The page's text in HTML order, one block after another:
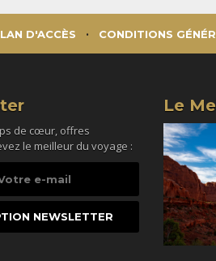
D'ACCÈS CONDITIONS
de cœur, offres
le meilleur du voyage :
Le